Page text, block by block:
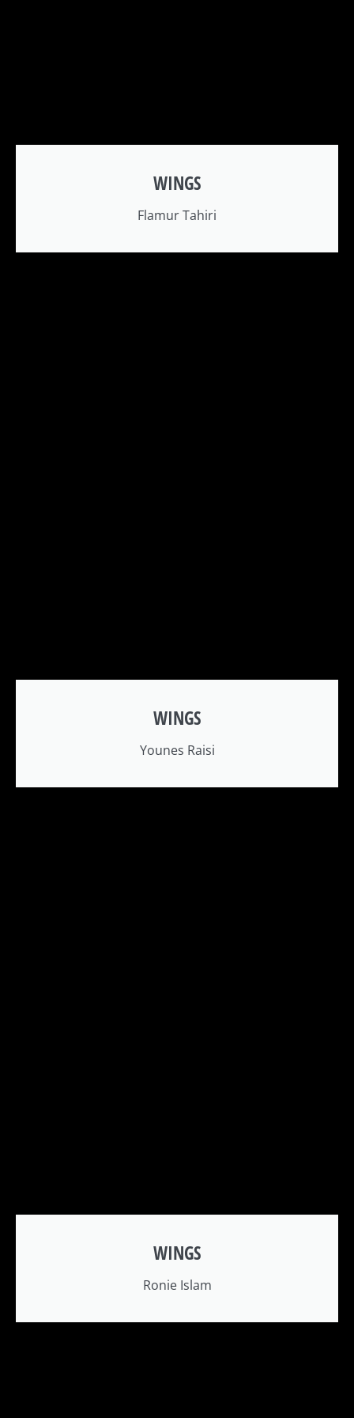
WINGS
Flamur Tahiri
WINGS
Younes Raisi
WINGS
Ronie Islam